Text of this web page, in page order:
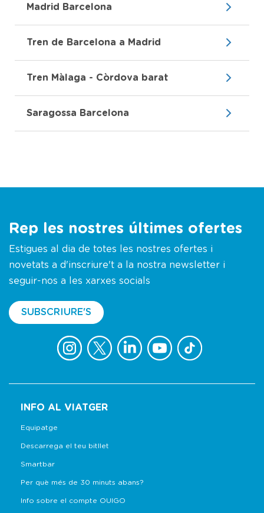
Madrid Barcelona
Tren de Barcelona a Madrid
Tren Màlaga - Còrdova barat
Saragossa Barcelona
Rep les nostres últimes ofertes
Estigues al dia de totes les nostres ofertes i
novetats a d'inscriure't a la nostra newsletter i
seguir-nos a les xarxes socials
SUBSCRIURE'S
INFO AL VIATGER
Equipatge
Descarrega el teu bitllet
Smartbar
Per què més de 30 minuts abans?
Info sobre el compte OUIGO